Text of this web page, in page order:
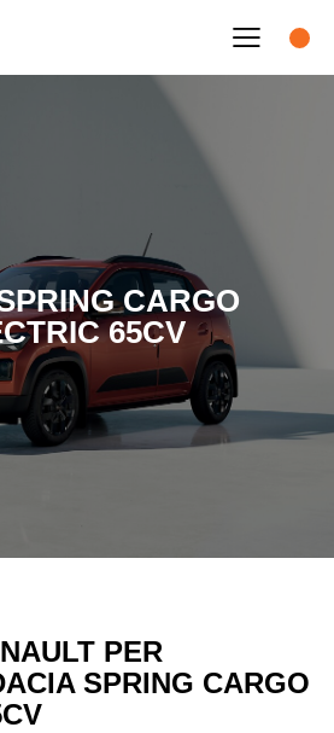
CARGO
65CV
PER
SPRING CARGO